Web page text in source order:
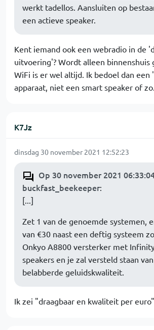
werkt tadellos. Aansluiten op
een actieve speaker.
Kent iemand ook een webradio in de
uitvoering'? Wordt alleen binnenshuis
WiFi is er wel altijd. Ik bedoel dan een
apparaat, niet een smart speaker of zo.
K7Jz
dinsdag 30 november 2021 12:52:23
Op 30 november 2021
buckfast_beekeeper:
[...]
Zet 1 van de genoemde systemen,
van €30 naast een deftig systeem
Onkyo A8800 versterker met
speakers en je zal versteld staan
belabberde geluidskwaliteit.
Ik zei "draagbaar en kwaliteit per